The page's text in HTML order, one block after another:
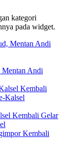
kategori
pada widget.
Mentan Andi
Kembali Gelar